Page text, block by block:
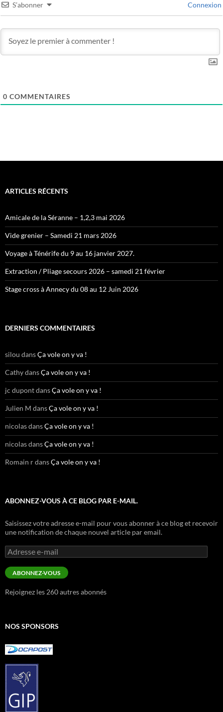
S’abonner Connexion
0 COMMENTAIRES
ARTICLES RÉCENTS
Amicale de la Séranne – 1,2,3 mai 2026
Vide grenier – Samedi 21 mars 2026
Voyage à Ténérife du 9 au 16 janvier 2027.
Extraction / Pliage secours 2026 – samedi 21 février
Stage cross à Annecy du 08 au 12 Juin 2026
DERNIERS COMMENTAIRES
silou dansÇa vole on y va !
CathydansÇa vole on y va !
jc dupontdansÇa vole on y va !
Julien M dansÇa vole on y va !
nicolasdansÇa vole on y va !
nicolasdansÇa vole on y va !
Romain rdansÇa vole on y va !
ABONNEZ-VOUS À CE BLOG PAR E-MAIL.
Saisissez votre adresse e-mail pour vous abonner à ce blog et recevoir
une notification de chaque nouvel article par email.
Adresse
e-
mail
ABONNEZ-VOUS
Rejoignez les 260 autres abonnés
NOS SPONSORS